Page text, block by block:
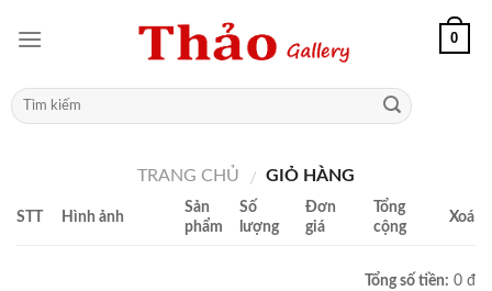
0
TRANG CHỦ / GIỎ HÀNG
STT Hình ảnh
Sản
phẩm
Số
lượng
Đơn
giá
Tổng
cộng
Xoá
Tổng số tiền: 0 đ